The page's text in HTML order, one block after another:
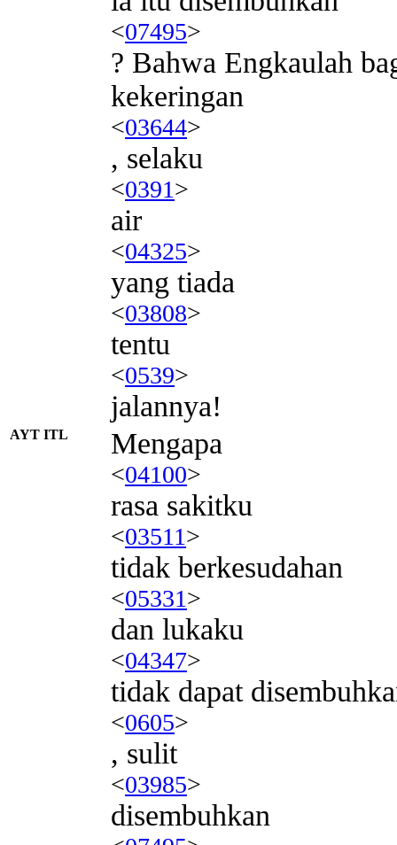
<07495>
? Bahwa Engkaulah
kekeringan
<03644>
, selaku
<0391>
air
<04325>
yang tiada
<03808>
tentu
<0539>
jalannya!
AYT ITL Mengapa
<04100>
rasa sakitku
<03511>
tidak berkesudahan
<05331>
dan lukaku
<04347>
tidak dapat
<0605>
, sulit
<03985>
disembuhkan